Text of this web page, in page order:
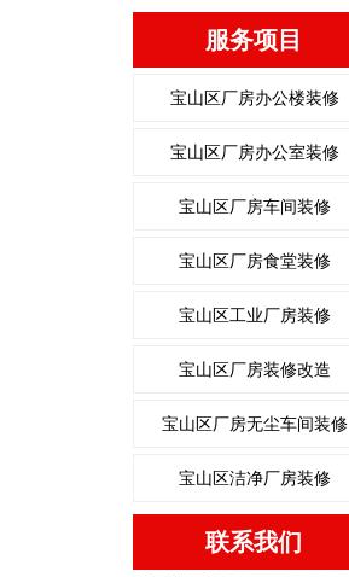
服务项目
宝山区厂房办公楼装修
宝山区厂房办公室装修
宝山区厂房车间装修
宝山区厂房食堂装修
宝山区工业厂房装修
宝山区厂房装修改造
宝山区厂房无尘车间装修
宝山区洁净厂房装修
联系我们